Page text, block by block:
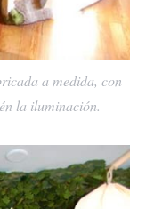
a medida, con
la iluminación.